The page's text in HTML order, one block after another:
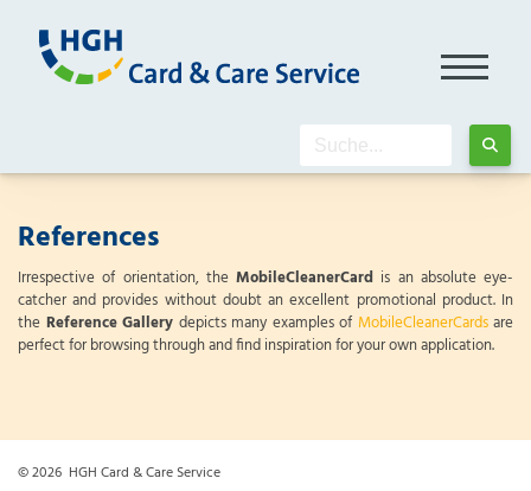
References
Irrespective of orientation, the MobileCleanerCard is an absolute eye-
catcher and provides without doubt an excellent promotional product. In
the Reference Gallery depicts many examples of MobileCleanerCardsare
perfect for browsing through and find inspiration for your own application.
© 2026 HGH Card & Care Service